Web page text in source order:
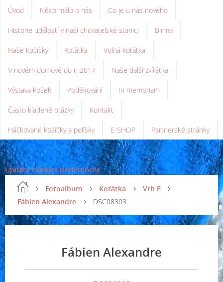
Úvod Něco málo o nás Co je u nás nového
Historie událostí v naší chovatelské stanici Birma
Naše kočičky Koťátka Volná koťátka
V novém domově do r. 2017 Naše další zvířátka
Výstava koček Poděkování In memoriam
Často kladené otázky Kontakt
Háčkované košíčky a pelíšky E-SHOP Partnerské stránky
Update cookies preferences
Fotoalbum
Koťátka
Vrh F
Fábien Alexandre
DSC08303
Fábien Alexandre